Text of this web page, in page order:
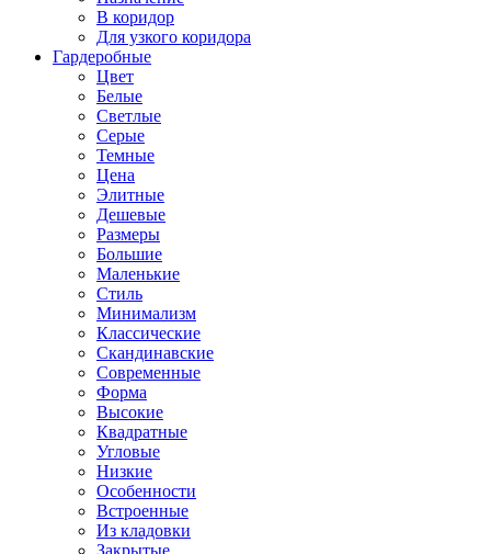
В коридор
Для узкого коридора
Гардеробные
Цвет
Белые
Светлые
Серые
Темные
Цена
Элитные
Дешевые
Размеры
Большие
Маленькие
Стиль
Минимализм
Классические
Скандинавские
Современные
Форма
Высокие
Квадратные
Угловые
Низкие
Особенности
Встроенные
Из кладовки
Закрытые